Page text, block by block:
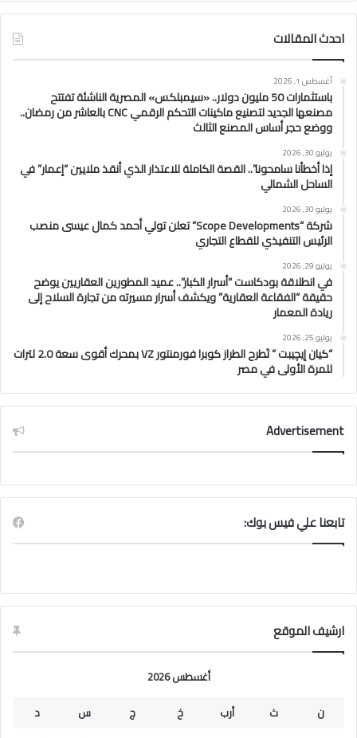
احدث المقالات
أغسطس 1, 2026
باستثمارات 50 مليون دولار.. «سيمبلكس» المصرية الناشئة تفتتح
مصنعها الجديد لتصنيع ماكينات التحكم الرقمي CNC بالعاشر من رمضان..
ووضع حجر أساس المصنع الثالث
يوليو 30, 2026
إذا أخطأنا سامحونا”.. القصة الكاملة للاعتذار الذي أنقذ ملايين “إعمار” في
الساحل الشمالي
يوليو 30, 2026
شركة “Scope Developments” تعلن تولي أحمد كمال عيسى منصب
الرئيس التنفيذي للقطاع التجاري
يوليو 29, 2026
في انطلاقة بودكاست “أسرار الكبار”.. عميد المطورين العقاريين يوضح
حقيقة “الفقاعة العقارية” ويكشف أسرار مسيرته من تجارة السلاح إلى
ريادة المعمار
يوليو 25, 2026
“كيان إيچيبت ” تَطرح الطراز كوبرا فورمنتور VZ بمحرك أقوى سعة 2.0 لترات
للمرة الأولى في مصر
Advertisement
تابعنا علي فيس بوك:
ارشيف الموقع
أغسطس 2026
ن
ث أرب خ ج س
د